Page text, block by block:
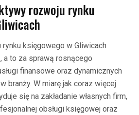
rozwoju rynku
księgowego w Gliwicach
a to za sprawą rosnącego
finansowe oraz dynamicznych
branży. W miarę jak coraz więcej
się na zakładanie własnych firm,
obsługi księgowej oraz